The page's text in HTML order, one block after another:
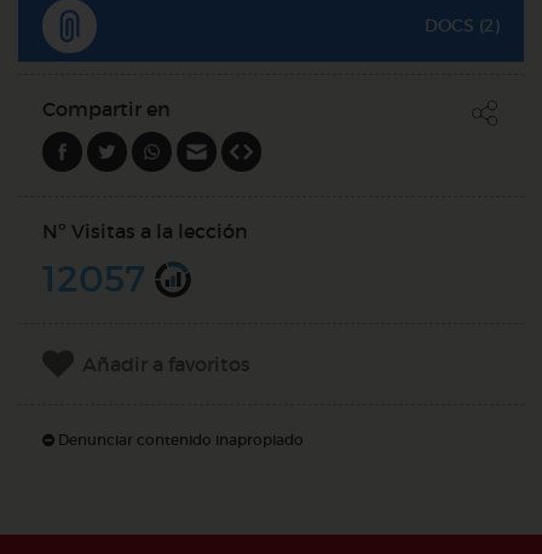
DOCS (2)
Compartir en
Nº Visitas a la lección
12057
Añadir a favoritos
Denunciar contenido inapropiado